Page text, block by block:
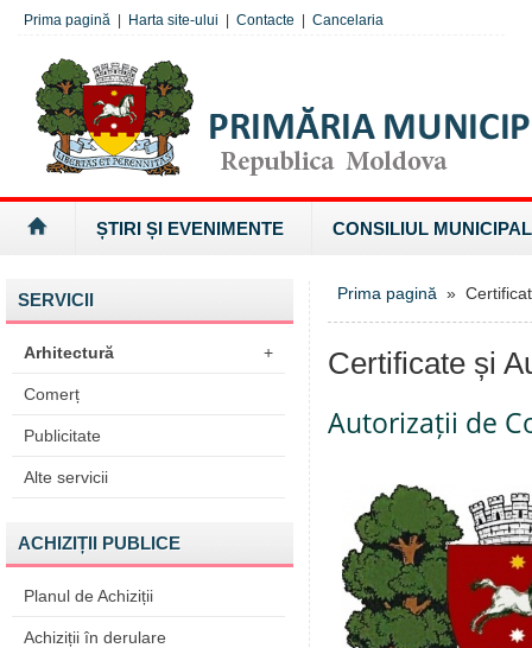
Prima pagină Harta site-ului Contacte Cancelaria
ȘTIRI ȘI EVENIMENTE CONSILIUL MUNICIPAL
SERVICII
Arhitectură +
Comerț
Publicitate
Alte servicii
ACHIZIȚII PUBLICE
Planul de Achiziții
Achiziții în derulare
Prima pagină »
Certificate și
Autorizații de